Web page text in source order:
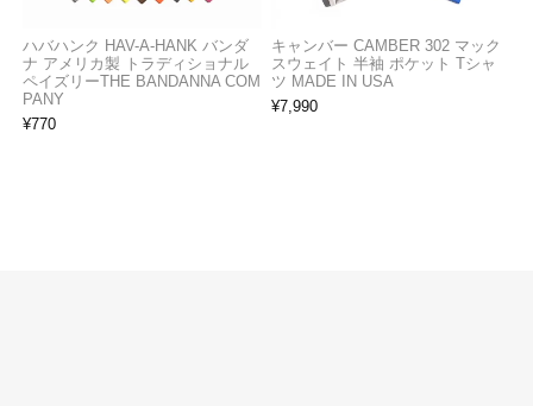
ハバハンク HAV-A-HANK バンダ
ナ アメリカ製 トラディショナル
ペイズリーTHE BANDANNA COM
PANY
¥770
キャンバー CAMBER 302 マック
スウェイト 半袖 ポケット Tシャ
ツ MADE IN USA
¥7,990